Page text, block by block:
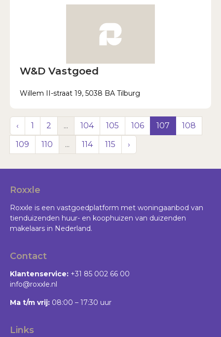
W&D Vastgoed
Willem II-straat 19, 5038 BA Tilburg
‹ 1 2 ... 104 105 106 107
108
109
110 ... 114 115 ›
Roxxle
Roxxle is een vastgoedplatform met woningaanbod van
tienduizenden huur- en koophuizen van duizenden
makelaars in Nederland.
Contact
Klantenservice: +31 85 002 66 00
info@roxxle.nl
Ma t/m vrij: 08:00 – 17:30 uur
Links